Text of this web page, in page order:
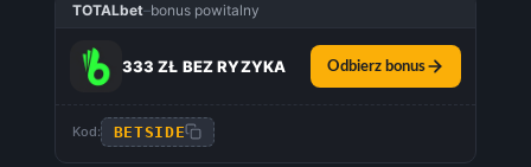
TOTALbet–bonus powitalny
333 ZŁ BEZ RYZYKA Odbierz bonus
Kod: BETSIDE